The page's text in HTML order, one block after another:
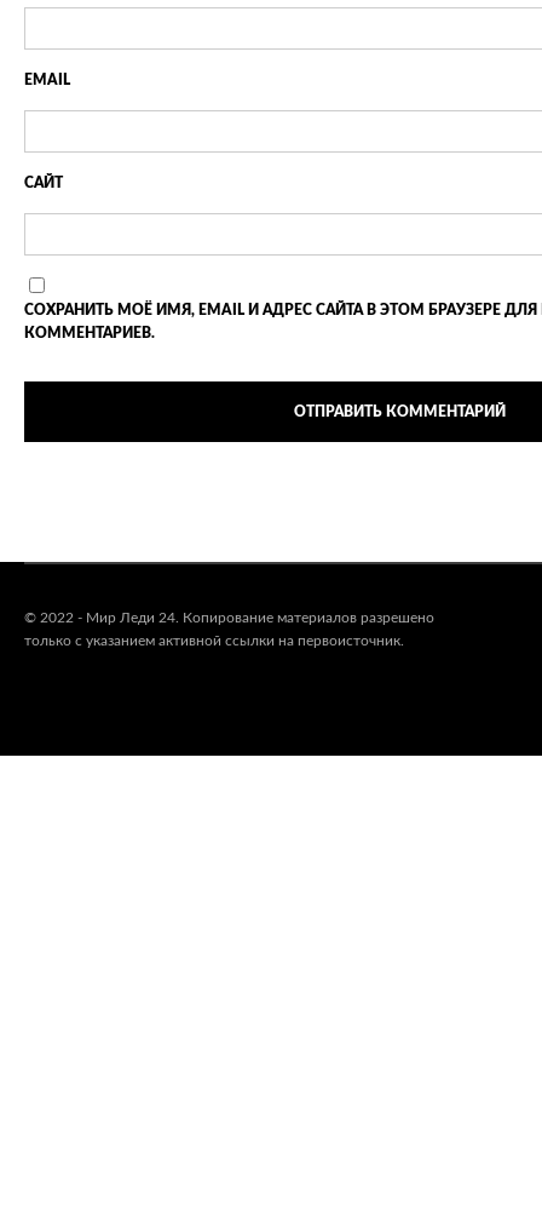
EMAIL
САЙТ
СОХРАНИТЬ МОЁ ИМЯ, EMAIL И АДРЕС САЙТА В ЭТОМ БРАУЗЕРЕ
КОММЕНТАРИЕВ.
© 2022 - Мир Леди 24. Копирование материалов разрешено
только с указанием активной ссылки на первоисточник.